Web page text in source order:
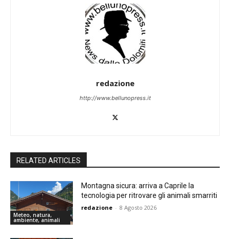
redazione
http://www.bellunopress.it
RELATED ARTICLES
Meteo, natura,
ambiente, animali
Montagna sicura: arriva a Caprile la
tecnologia per ritrovare gli animali smarriti
redazione - 8 Agosto 2026